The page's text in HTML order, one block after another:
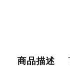
商品描述